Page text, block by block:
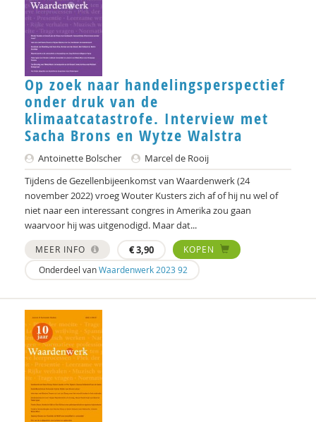
George Lengkeek
Eric van de Luijtgaarden
Ruud Meij
Patricia Meijer
Kees Meijlink
Frits Milders
Marie-Josée mits
Brecht Molenaar
Bert Molewijk
Lars Moratis
Fenna Mossel
Jan Nap
Frédéric V ndenberghe
Op zoek naar handelingsperspectief
onder druk van de
klimaatcatastrofe. Interview met
Sacha Brons en Wytze Walstra
Antoinette Bolscher
Marcel de Rooij
Tijdens de Gezellenbijeenkomst van Waardenwerk (24
november 2022) vroeg Wouter Kusters zich af of hij nu wel of
niet naar een interessant congres in Amerika zou gaan
waarvoor hij was uitgenodigd. Maar dat...
MEER INFO €3,90
KOPEN
Onderdeel vanWaardenwerk 2023 92